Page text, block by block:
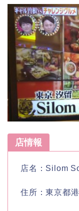
店情報
店名：Silom
住所：東京都